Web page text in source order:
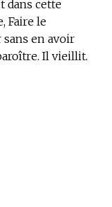
dans cette
Faire le
sans en avoir
Il vieillit.